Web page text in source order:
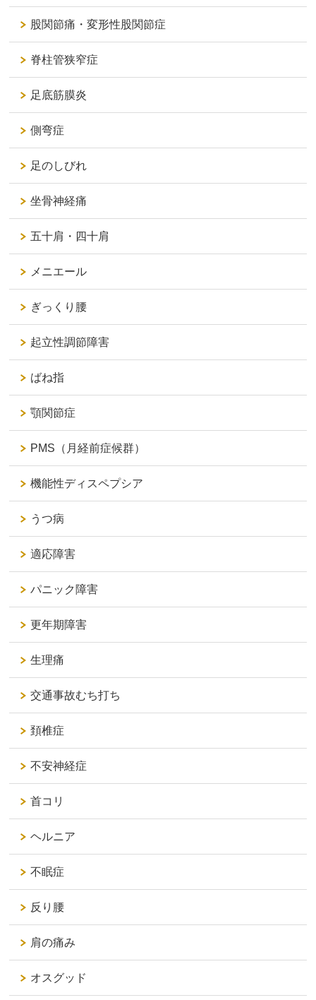
股関節痛・変形性股関節症
脊柱管狭窄症
足底筋膜炎
側弯症
足のしびれ
坐骨神経痛
五十肩・四十肩
メニエール
ぎっくり腰
起立性調節障害
ばね指
顎関節症
PMS（月経前症候群）
機能性ディスペプシア
うつ病
適応障害
パニック障害
更年期障害
生理痛
交通事故むち打ち
頚椎症
不安神経症
首コリ
ヘルニア
不眠症
反り腰
肩の痛み
オスグッド